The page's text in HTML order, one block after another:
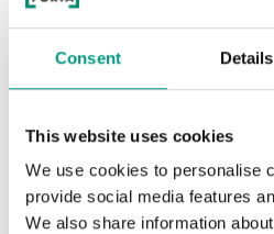
Consent Details
This website uses cookies
We use cookies to personalise
provide social media features
We also share information
jeho odvolaním;
spracovávané až do okamihu
námietky proti spracovaniu údajov;
kým nevznesiete námietku proti
Týmto vás informujeme o vašom
a. prístup k vašim osobným
b. opravu vašich osobných